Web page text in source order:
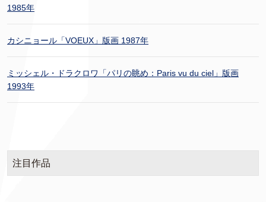
1985年
カシニョール「VOEUX」版画 1987年
ミッシェル・ドラクロワ「パリの眺め：Paris vu du ciel」版画
1993年
注目作品